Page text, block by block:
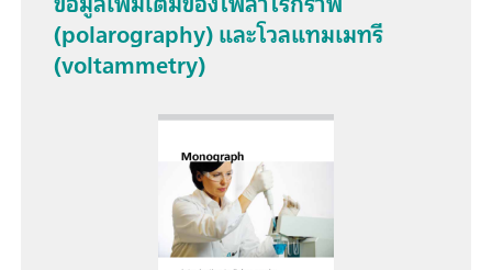
(polarography) และโวลแทมเมทรี
(voltammetry)